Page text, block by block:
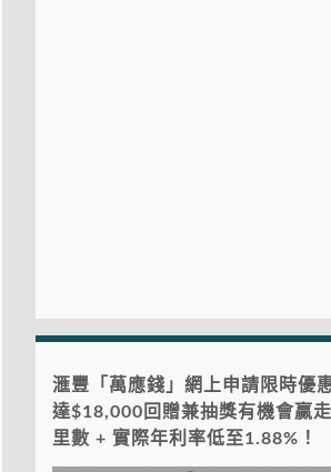
滙豐「萬應錢」網上申請限時優
達$18,000回贈兼抽獎有機會贏
里數 + 實際年利率低至1.88%！